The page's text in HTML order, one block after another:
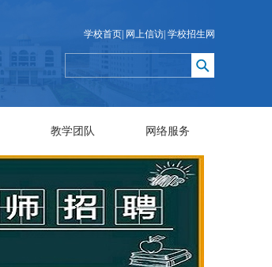
学校首页 网上信访 学校招生网
教学团队 网络服务